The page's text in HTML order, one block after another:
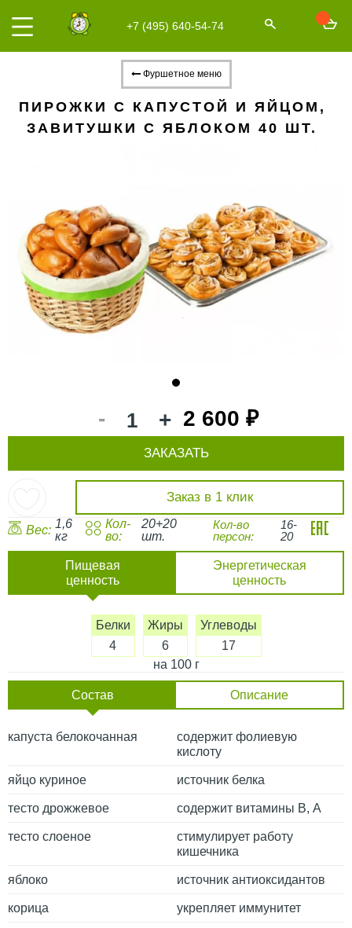
+7 (495) 640-54-74
Фуршетное меню
ПИРОЖКИ С КАПУСТОЙ И ЯЙЦОМ,
ЗАВИТУШКИ С ЯБЛОКОМ 40 ШТ.
- + 2 600 ₽
Заказ в 1 клик
ЗАКАЗАТЬ
Вес: 1,6
кг
Кол-
во:
20+20
шт.
Кол-во
персон:
16-
20
Пищевая
ценность
Энергетическая
ценность
Белки
4
Жиры
6
Углеводы
17
на 100 г
Состав Описание
капуста белокочанная
содержит фолиевую
кислоту
яйцо куриное источник белка
тесто дрожжевое содержит витамины В, А
тесто слоеное
стимулирует работу
кишечника
яблоко источник антиоксидантов
корица укрепляет иммунитет